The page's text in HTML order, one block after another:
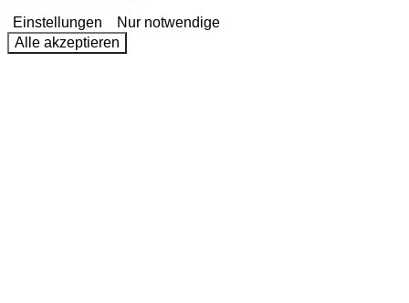
Einstellungen
Nur notwendige
Alle akzeptieren